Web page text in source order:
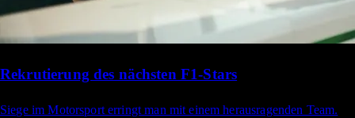
Rekrutierung des nächsten F1-Stars
Siege im Motorsport erringt man mit einem herausragenden Team.